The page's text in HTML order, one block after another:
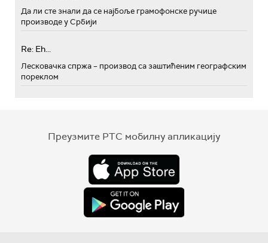
Да ли сте знали да се најбоље грамофонске ручице
производе у Србији
Re: Eh...
Лесковачка спржа – производ са заштићеним географским
пореклом
Преузмите РТС мобилну апликацију